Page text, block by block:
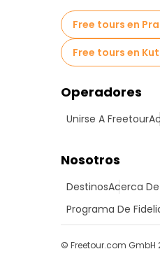
Free tours en
Free tours en
Operadores
Unirse A Freetour
Nosotros
DestinosAcerca
Programa De
© Freetour.com GmbH